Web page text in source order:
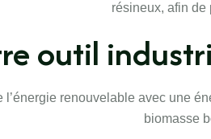
résineux, afin de
outil
renouvelable avec une
biomasse